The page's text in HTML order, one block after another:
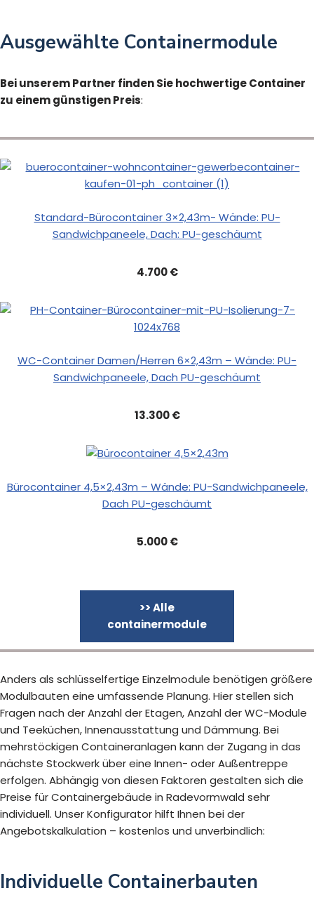
Ausgewählte Containermodule
Bei unserem Partner finden Sie hochwertige Container
zu einem günstigen Preis:
Standard-Bürocontainer 3×2,43m- Wände: PU-
Sandwichpaneele, Dach: PU-geschäumt
4.700 €
WC-Container Damen/Herren 6×2,43m – Wände: PU-
Sandwichpaneele, Dach PU-geschäumt
13.300 €
Bürocontainer 4,5×2,43m – Wände: PU-Sandwichpaneele,
Dach PU-geschäumt
5.000 €
>> Alle
containermodule
Anders als schlüsselfertige Einzelmodule benötigen größere
Modulbauten eine umfassende Planung. Hier stellen sich
Fragen nach der Anzahl der Etagen, Anzahl der WC-Module
und Teeküchen, Innenausstattung und Dämmung. Bei
mehrstöckigen Containeranlagen kann der Zugang in das
nächste Stockwerk über eine Innen- oder Außentreppe
erfolgen. Abhängig von diesen Faktoren gestalten sich die
Preise für Containergebäude in Radevormwald sehr
individuell. Unser Konfigurator hilft Ihnen bei der
Angebotskalkulation – kostenlos und unverbindlich:
Individuelle Containerbauten